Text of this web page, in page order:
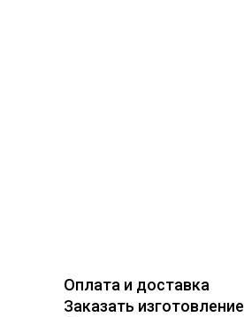
Оплата и доставка
Заказать изготовление